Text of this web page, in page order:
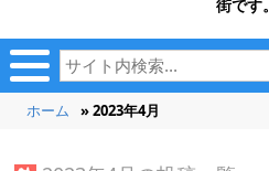
街です。
ホーム » 2023年4月